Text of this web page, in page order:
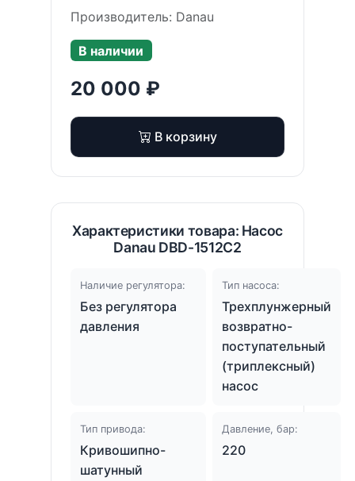
Производитель: Danau
В наличии
20 000 ₽
В корзину
Характеристики товара: Насос
Danau DBD-1512C2
Наличие регулятора:
Без регулятора
давления
Тип насоса:
Трехплунжерный
возвратно-
поступательный
(триплексный)
насос
Тип привода:
Кривошипно-
шатунный
Давление, бар:
220